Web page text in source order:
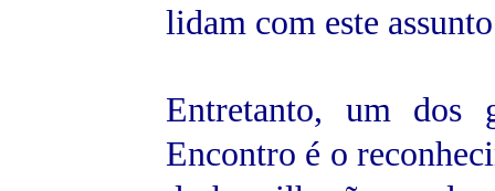
lidam com este
Entretanto, um dos
Encontro é o